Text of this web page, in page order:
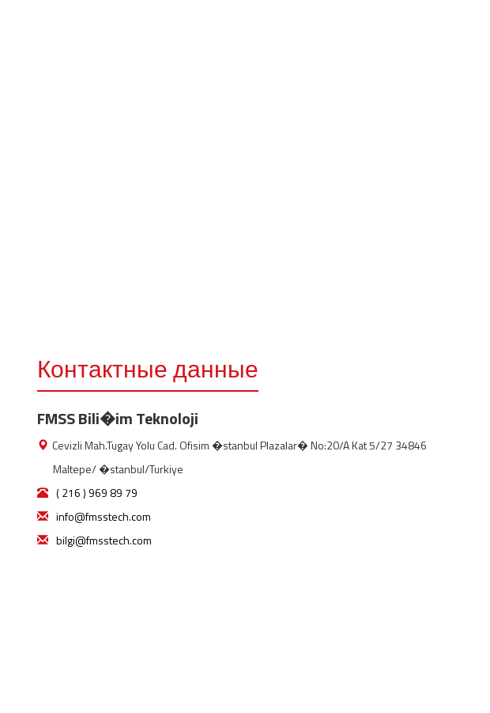
Контактные данные
FMSS Bili�im Teknoloji
Cevizli Mah.Tugay Yolu Cad. Ofisim �stanbul Plazalar� No:20/A Kat 5/27 34846
Maltepe/ �stanbul/Turkiye
( 216 ) 969 89 79
info@fmsstech.com
bilgi@fmsstech.com